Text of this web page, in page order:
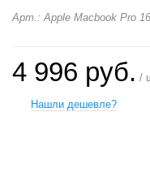
Арт.: Apple Macbook Pro
4 996 руб. /
Нашли дешевле?